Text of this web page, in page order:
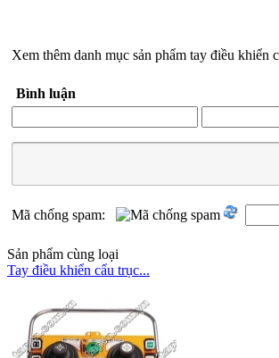
Xem thêm danh mục sản phẩm tay điều khiển
Bình luận
Mã chống spam:
Sản phẩm cùng loại
Tay điều khiển cẩu trục...